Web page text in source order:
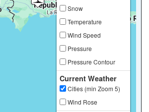
Snow
Temperature
Wind Speed
Pressure
Pressure Contour
Current Weather
Cities (min Zoom 5)
Wind Rose